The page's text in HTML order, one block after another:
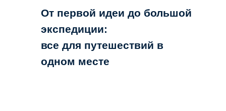
От первой идеи до большой
экспедиции:
все для путешествий в
одном месте